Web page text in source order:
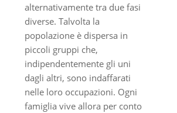
alternativamente tra due fasi
diverse. Talvolta la
popolazione è dispersa in
piccoli gruppi che,
indipendentemente gli uni
dagli altri, sono indaffarati
nelle loro occupazioni. Ogni
famiglia vive allora per conto